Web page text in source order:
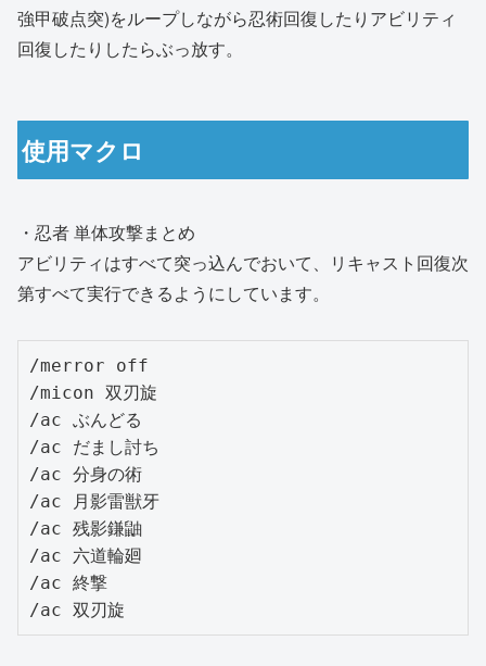
強甲破点突)をループしながら忍術回復したりアビリティ
回復したりしたらぶっ放す。
使用マクロ
・忍者 単体攻撃まとめ
アビリティはすべて突っ込んでおいて、リキャスト回復次
第すべて実行できるようにしています。
/merror off
/micon 双刃旋
/ac ぶんどる
/ac だまし討ち
/ac 分身の術
/ac 月影雷獣牙
/ac 残影鎌鼬
/ac 六道輪廻
/ac 終撃
/ac 双刃旋